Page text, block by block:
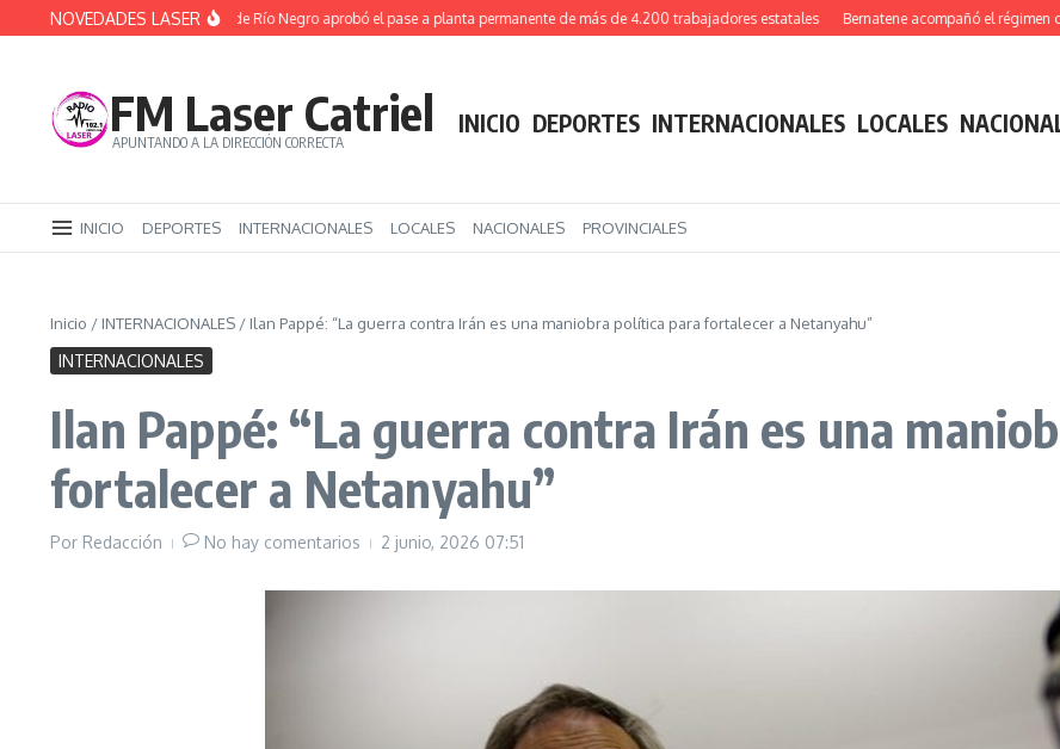
Saltar al contenido
NOVEDADES LASER
(Video) La Legislatura de Río Negro aprobó el pase a planta permanente de más de 4.200 trabajadores estatales Bernatene acompañó el régimen de
FM Laser Catriel
APUNTANDO A LA DIRECCIÓN CORRECTA
INICIO DEPORTES INTERNACIONALES LOCALES
INICIO DEPORTES INTERNACIONALES LOCALES NACIONALES PROVINCIALES
Inicio / INTERNACIONALES / Ilan Pappé: “La guerra contra Irán es una maniobra política para fortalecer a Netanyahu”
INTERNACIONALES
Ilan Pappé: “La guerra contra Irán es una
fortalecer a Netanyahu”
Por Redacción No hay comentarios 2 junio, 2026 07:51